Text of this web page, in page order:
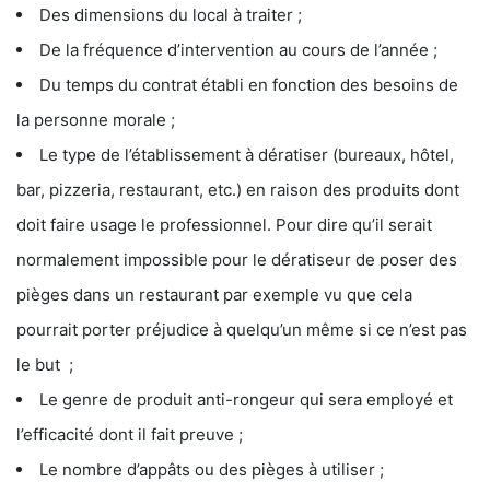
Des dimensions du local à traiter ;
De la fréquence d’intervention au cours de l’année ;
Du temps du contrat établi en fonction des besoins de
la personne morale ;
Le type de l’établissement à dératiser (bureaux, hôtel,
bar, pizzeria, restaurant, etc.) en raison des produits dont
doit faire usage le professionnel. Pour dire qu’il serait
normalement impossible pour le dératiseur de poser des
pièges dans un restaurant par exemple vu que cela
pourrait porter préjudice à quelqu’un même si ce n’est pas
le but ;
Le genre de produit anti-rongeur qui sera employé et
l’efficacité dont il fait preuve ;
Le nombre d’appâts ou des pièges à utiliser ;